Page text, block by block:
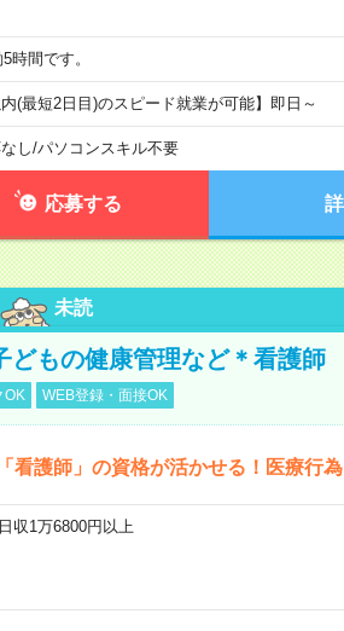
間です。
(最短2日目)のスピード就業が可能】即日～
し/パソコンスキル不要
応募する
未読
どもの健康管理など＊看護師
OK WEB登録・面接OK
看護師」の資格が活かせる！医療行
1万6800円以上